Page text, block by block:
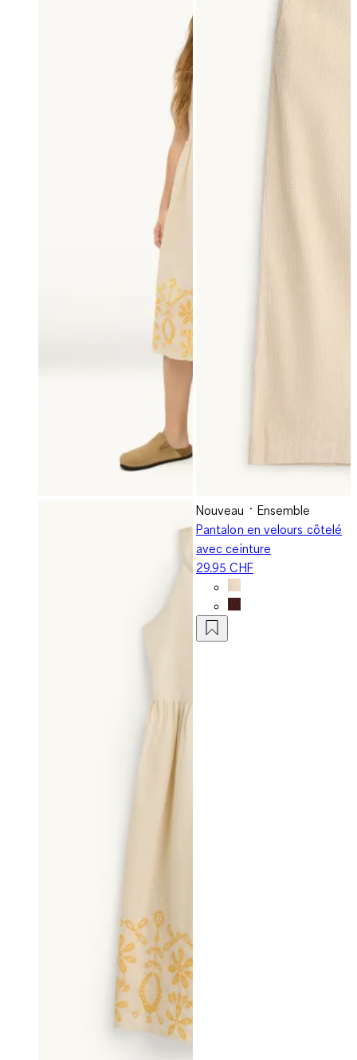
Nouveau
Ensemble
Pantalon en velours côtelé
avec ceinture
29.95 CHF